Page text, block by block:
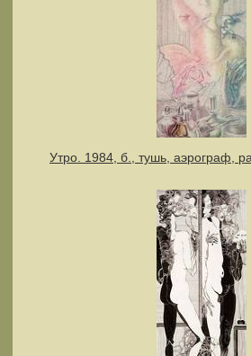
Утро. 1984, б., тушь, аэрограф,